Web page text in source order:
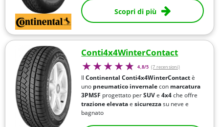
Scopri di più
Conti4x4WinterContact
4,8/5 (7 recensioni)
IlContinental Conti4x4WinterContactè
uno pneumatico invernalecon marcatura
3PMSF progettato perSUVe4x4che offre
trazione elevataesicurezzasu neve e
bagnato